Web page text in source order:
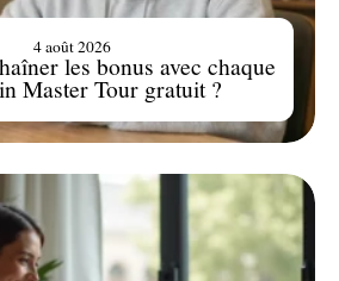
les bonus avec chaque
Master Tour gratuit ?
4 août 2026